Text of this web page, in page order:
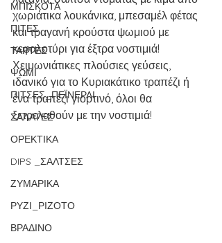
ΜΠΙΣΚΟΤΑ
ΠΙΤΕΣ
ΤΑΡΤΕΣ
ΨΩΜΙ
ΠΙΤΣΕΣ_ΠΕΪΝΕΡΛΙ
ΣΑΛΑΤΕΣ
ΟΡΕΚΤΙΚΑ
DIPS _ΣΑΛΤΣΕΣ
ΖΥΜΑΡΙΚΑ
ΡΥΖΙ_ΡΙΖΟΤΟ
ΒΡΑΔΙΝΟ
χωριάτικα λουκάνικα, μπεσαμέλ φέτας
και τραγανή κρούστα ψωμιού με
κεφαλοτύρι για έξτρα νοστιμιά!
Χειμωνιάτικες πλούσιες γεύσεις,
ιδανικό για το Κυριακάτικο τραπέζι ή
ένα τραπέζι γιορτινό, όλοι θα
ξετρελαθούν με την νοστιμιά!